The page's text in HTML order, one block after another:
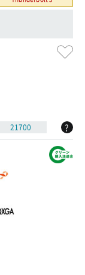
21700 ?